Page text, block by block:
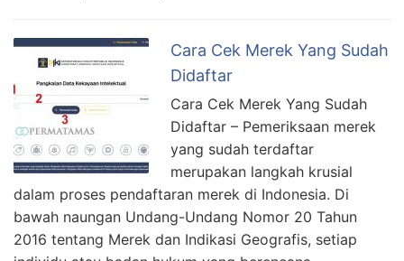
Cara Cek Merek Yang Sudah
Didaftar
Cara Cek Merek Yang Sudah
Didaftar – Pemeriksaan merek
yang sudah terdaftar
merupakan langkah krusial
dalam proses pendaftaran merek di Indonesia. Di
bawah naungan Undang-Undang Nomor 20 Tahun
2016 tentang Merek dan Indikasi Geografis, setiap